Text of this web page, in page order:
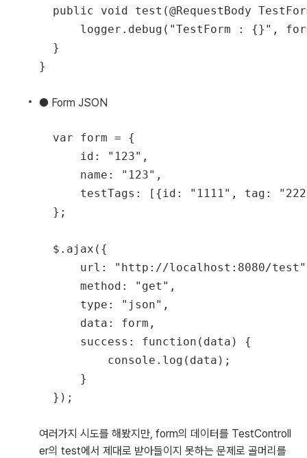
public void test(@RequestBody
logger.debug("TestForm : {}",
  }
● Form JSON
  var form = {
      id: "123",
      name: "123",
testTags: [{id: "1111", tag:
  };
  $.ajax({
url: "http://localhost:8080/
      method: "get",
      type: "json",
      data: form,
      success: function(data) {
          console.log(data);
      }
여러가지 시도를 해봤지만, form의 데이터를 TestControll
er의 test에서 제대로 받아들이지 못하는 문제로 골머리를